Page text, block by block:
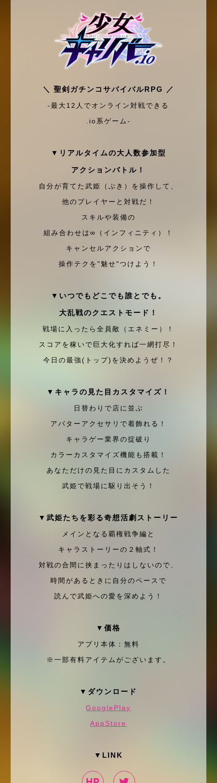
＼ 聖剣ガチンコサバイバルRPG ／
-最大12人でオンライン対戦できる
.io系ゲーム-
▼リアルタイムの大人数参加型
アクションバトル！
自分が育てた武姫（ぶき）を操作して、
他のプレイヤーと対戦だ！
スキルや装備の
組み合わせは∞（インフィニティ）！
キャンセルアクションで
操作テクを"魅せ"つけよう！
▼いつでもどこでも誰とでも。
大乱戦のクエストモード！
戦場に入ったら全員敵（エネミー）！
スコアを稼いで巨大化すれば一網打尽！
今日の最強(トップ)を決めようぜ！？
▼キャラの見た目カスタマイズ！
日替わりで店に並ぶ
アバターアクセサリで着飾れる！
キャラゲー業界の掟破り
カラーカスタマイズ機能も搭載！
あなただけの見た目にカスタムした
武姫で戦場に駆り出そう！
▼武姫たちを彩る奇想活劇ストーリー
メインとなる覇権戦争編と
キャラストーリーの２軸式！
対戦の合間に挟まったりはしないので、
時間があるときに自分のペースで
読んで武姫への愛を深めよう！
▼価格
アプリ本体：無料
※一部有料アイテムがございます。
▼ダウンロード
GooglePlay
AppStore
▼LINK